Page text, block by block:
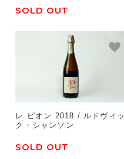
SOLD OUT
レ ピオン 2018 / ルドヴィッ
ク・シャンソン
SOLD OUT